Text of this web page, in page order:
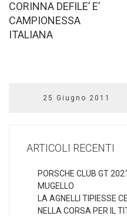
CORINNA DEFILE’ E’
CAMPIONESSA
ITALIANA
25 Giugno 2011
ARTICOLI RECENTI
PORSCHE CLUB GT
MUGELLO
LA AGNELLI TIPIESSE
NELLA CORSA PER IL